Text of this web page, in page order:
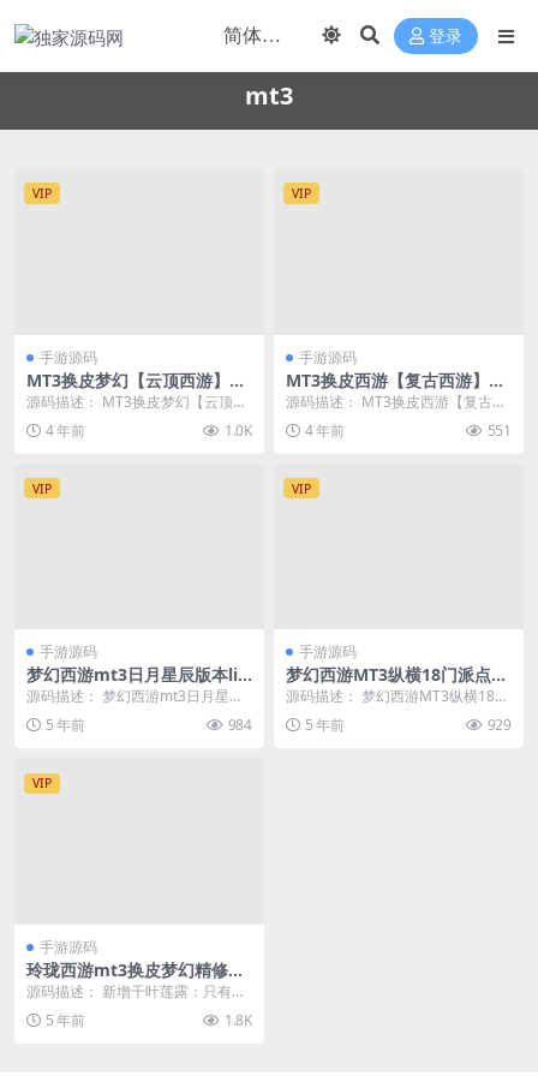
登录
mt3
VIP
手游源码
MT3换皮梦幻【云顶西游】最
新整理Linux手工服务端+GM
略
源码描述： MT3换皮梦幻【云顶西
游】最新整理Linux手工服务端+GM
后台+安...
4 年前 1.0K
VIP
手游源码
MT3换皮西游【复古西游】20
22整理Linux手工服务端+GM
源码描述： MT3换皮西游【复古西
游】2022整理Linux手工服务端+G
M后台...
4 年前 551
VIP
手游源码
梦幻西游mt3日月星辰版本lin
ux+安卓苹果双端+外网架设教
程+自助商城+gm工具
源码描述： 梦幻西游mt3日月星辰
版本linux+安卓苹果双端+外网架设
教程+自...
5 年前 984
VIP
手游源码
梦幻西游MT3纵横18门派点化
宠物装备套装新玩法时装武器
+linux架设教程+GM工具后台
源码描述： 梦幻西游MT3纵横18门
派点化宠物装备套装新玩法时装武
器+linux...
5 年前 929
VIP
手游源码
玲珑西游mt3换皮梦幻精修商
业版+安卓苹果双端+GM后台
+搭建教程
源码描述： 新增千叶莲露：只有在
129级以后才可以使用，使用后对
应宠物降级到80...
5 年前 1.8K